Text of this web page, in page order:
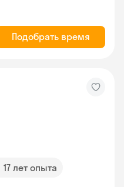
Подобрать время
17 лет опыта